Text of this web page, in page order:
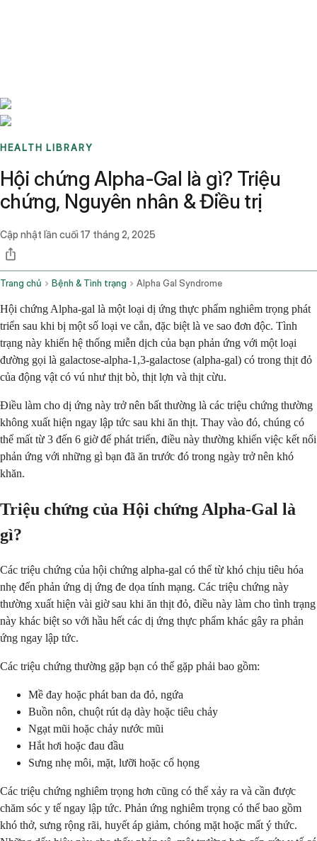
HEALTH LIBRARY
Hội chứng Alpha-Gal là gì? Triệu
chứng, Nguyên nhân & Điều trị
Cập nhật lần cuối 17 tháng 2, 2025
Trang chủ Bệnh & Tình trạng Alpha Gal Syndrome
Hội chứng Alpha-gal là một loại dị ứng thực phẩm nghiêm trọng phát
triển sau khi bị một số loại ve cắn, đặc biệt là ve sao đơn độc. Tình
trạng này khiến hệ thống miễn dịch của bạn phản ứng với một loại
đường gọi là galactose-alpha-1,3-galactose (alpha-gal) có trong thịt đỏ
của động vật có vú như thịt bò, thịt lợn và thịt cừu.
Điều làm cho dị ứng này trở nên bất thường là các triệu chứng thường
không xuất hiện ngay lập tức sau khi ăn thịt. Thay vào đó, chúng có
thể mất từ 3 đến 6 giờ để phát triển, điều này thường khiến việc kết nối
phản ứng với những gì bạn đã ăn trước đó trong ngày trở nên khó
khăn.
Triệu chứng của Hội chứng Alpha-Gal là
gì?
Các triệu chứng của hội chứng alpha-gal có thể từ khó chịu tiêu hóa
nhẹ đến phản ứng dị ứng đe dọa tính mạng. Các triệu chứng này
thường xuất hiện vài giờ sau khi ăn thịt đỏ, điều này làm cho tình trạng
này khác biệt so với hầu hết các dị ứng thực phẩm khác gây ra phản
ứng ngay lập tức.
Các triệu chứng thường gặp bạn có thể gặp phải bao gồm:
Mề đay hoặc phát ban da đỏ, ngứa
Buồn nôn, chuột rút dạ dày hoặc tiêu chảy
Ngạt mũi hoặc chảy nước mũi
Hắt hơi hoặc đau đầu
Sưng nhẹ môi, mặt, lưỡi hoặc cổ họng
Các triệu chứng nghiêm trọng hơn cũng có thể xảy ra và cần được
chăm sóc y tế ngay lập tức. Phản ứng nghiêm trọng có thể bao gồm
khó thở, sưng rộng rãi, huyết áp giảm, chóng mặt hoặc mất ý thức.